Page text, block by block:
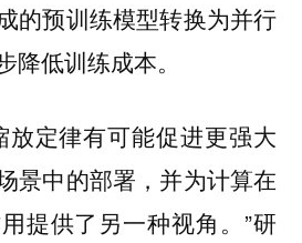
的预训练模型转换为并行
降低训练成本。
放定律有可能促进更强大
景中的部署，并为计算在
提供了另一种视角。”研